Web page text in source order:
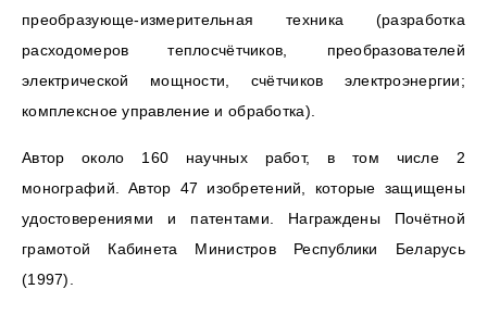
преобразующе-измерительная техника (разработка
расходомеров теплосчётчиков, преобразователей
электрической мощности, счётчиков электроэнергии;
комплексное управление и обработка).
Автор около 160 научных работ, в том числе 2
монографий. Автор 47 изобретений, которые защищены
удостоверениями и патентами. Награждены Почётной
грамотой Кабинета Министров Республики Беларусь
(1997).